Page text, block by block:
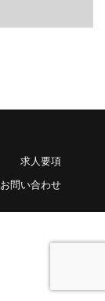
求人要項
お問い合わせ